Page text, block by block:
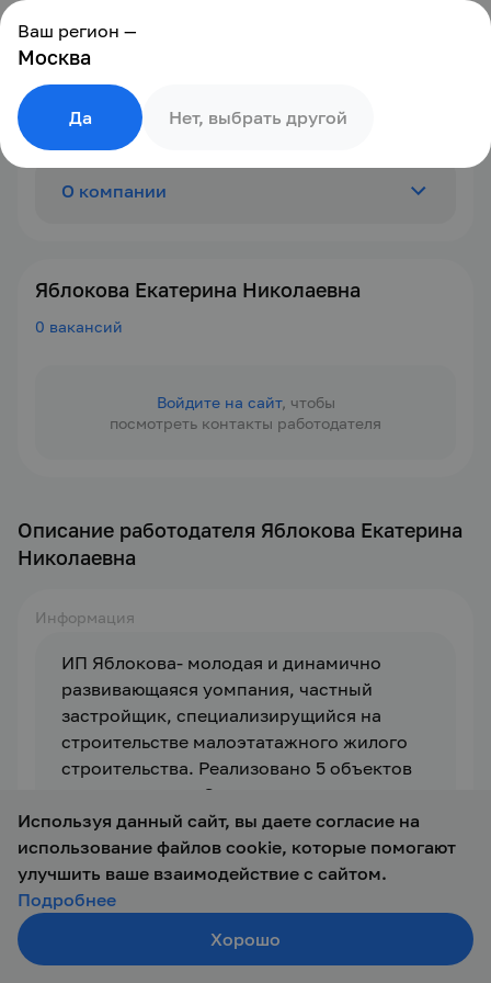
Яблокова Екатерина Николаевна
0 вакансий
Войдите на сайт, чтобы
посмотреть контакты работодателя
О компании
Описание работодателя Яблокова Екатерина
Николаевна
Информация
ИП Яблокова- молодая и динамично
развивающаяся уомпания, частный
застройщик, специализирущийся на
строительстве малоэтатажного жилого
строительства. Реализовано 5 объектов
недвижимости. Строительство всех
объектов под ключ от нулевого цикла до
финишной отделки.
С 2023 года план строительства и ввода в
ежегодным увеличением.
Используя данный сайт, вы даете согласие на
использование файлов cookie, которые помогают
улучшить ваше взаимодействие с сайтом.
Подробнее
Хорошо
Ваш регион —
Москва
Нет, выбрать другой
Да